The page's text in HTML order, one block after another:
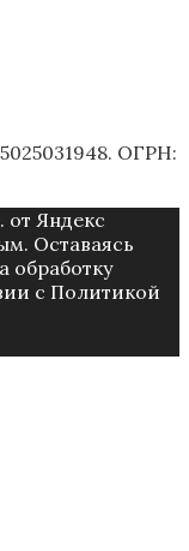
ОГРН:
от Яндекс
Ocтaвaяcь
oбpaбoтку
с Пoлитикой